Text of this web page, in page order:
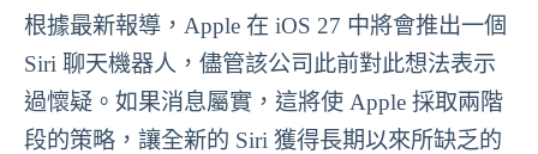
根據最新報導，Apple 在 iOS 27 中將會推出一個
Siri 聊天機器人，儘管該公司此前對此想法表示
過懷疑。如果消息屬實，這將使 Apple 採取兩階
段的策略，讓全新的 Siri 獲得長期以來所缺乏的